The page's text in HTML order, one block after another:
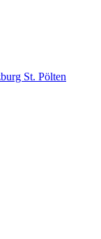
St. Pölten